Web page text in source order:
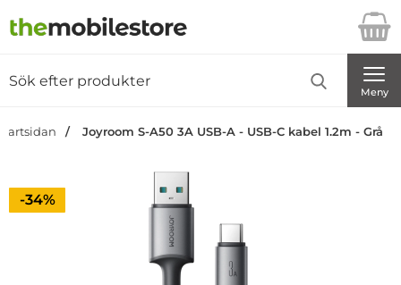
Startsidan för Danira Telecom AB
Meny
Joyroom S-A50 3A USB-A - USB-C kabel 1.2m - Grå
Priset är nedsatt med
-34%